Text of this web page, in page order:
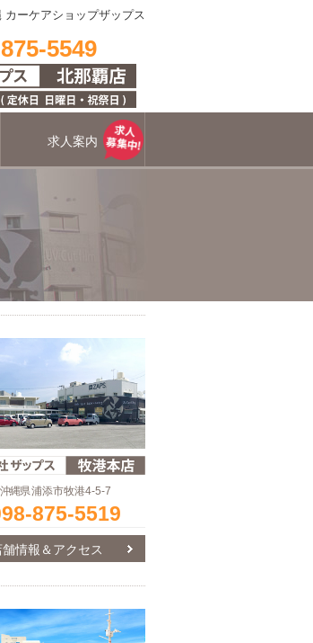
カーケアショップザップス
5549
求人案内
縄県浦添市牧港4-5-7
875-5519
舗情報＆アクセス